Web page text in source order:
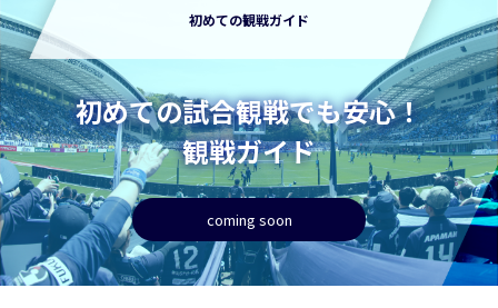
初めての観戦ガイド
初めての試合観戦でも安心！
観戦ガイド
coming soon